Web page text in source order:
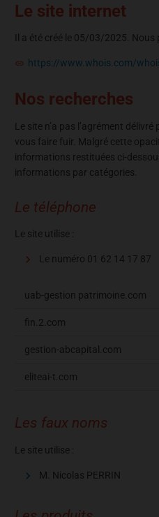
Le site internet
Il a été créé le 05/03/2025. Nous
https://www.whois.com/
Nos recherches
Le site n’a pas l’agrément délivré
vous faire fuir. Malgré cette
informations restituées ci-
informations par catégories.
Le téléphone
Le site utilise :
Le numéro 01 62 14 17 87
uab-gestion patrimoine.com
fin.2.com
gestion-abcapital.com
eliteai-t.com
Les faux noms
Le site utilise :
M. Nicolas PERRIN